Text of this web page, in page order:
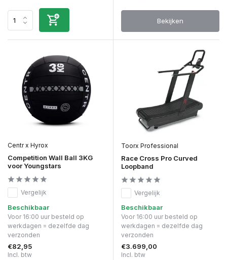
Bekijken
Centr x Hyrox
Competition Wall Ball 3KG
voor Youngstars
Vergelijk
Beschikbaar
Voor 16:00 uur besteld op
werkdagen = dezelfde dag
verzonden
€82,95
Incl. btw
Toorx Professional
Race Cross Pro Curved
Loopband
Vergelijk
Beschikbaar
Voor 16:00 uur besteld op
werkdagen = dezelfde dag
verzonden
€3.699,00
Incl. btw